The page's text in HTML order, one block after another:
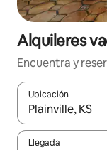
Alquileres
Encuentra y
Ubicación
Cuando los
Llegada